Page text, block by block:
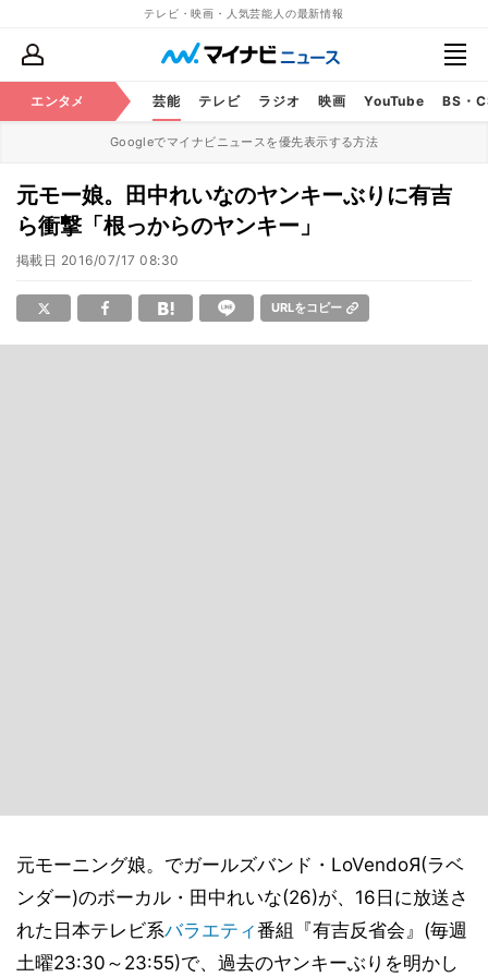
テレビ・映画・人気芸能人の最新情報
エンタメ 芸能 テレビ ラジオ 映画 YouTube BS・
Googleでマイナビニュースを優先表示する方法
元モー娘。田中れいなのヤンキーぶりに有吉
ら衝撃「根っからのヤンキー」
掲載日 2016/07/17 08:30
URLをコピー
元モーニング娘。でガールズバンド・LoVendoЯ(ラベ
ンダー)のボーカル・田中れいな(26)が、16日に放送さ
れた日本テレビ系バラエティ番組『有吉反省会』(毎週
土曜23:30～23:55)で、過去のヤンキーぶりを明かし